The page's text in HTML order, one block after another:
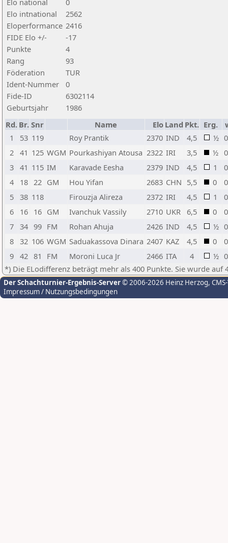
Elo national
0
Elo intnational
2562
Eloperformance 2416
FIDE Elo +/-
-17
Punkte
4
Rang
93
Föderation
TUR
Ident-Nummer
0
Fide-ID
6302114
Geburtsjahr
1986
Rd. Br. Snr Name Elo Land Pkt. Erg.
1
53 119 Roy Prantik 2370 IND 4,5 ½
2
41 125 WGM Pourkashiyan Atousa 2322 IRI 3,5 ½
3
41 115 IM Karavade Eesha 2379 IND 4,5 1
4
18 22 GM Hou Yifan 2683 CHN 5,5 0
5
38 118 Firouzja Alireza 2372 IRI 4,5 1
6
16 16 GM Ivanchuk Vassily 2710 UKR 6,5 0
7
34 99 FM Rohan Ahuja 2426 IND 4,5 ½
8
32 106 WGM Saduakassova Dinara 2407 KAZ 4,5 0
9
42 81 FM Moroni Luca Jr 2466 ITA 4 ½
*) Die ELodifferenz beträgt mehr als 400 Punkte. Sie wurde auf
Der Schachturnier-Ergebnis-Server© 2006-2026 Heinz Herzog,
Impressum / Nutzungsbedingungen